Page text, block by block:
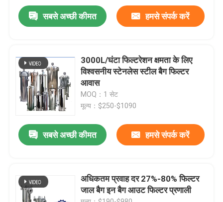
हमारे बारे में
गुणवत्ता नियंत्रण
संपर्क करें
एक उद्धरण का अनुरोध करें
औद्योगिक हेपा फ़िल्टर
सबसे अच्छी कीमत हमसे संपर्क करें
3000L/घंटा फिल्टरेशन क्षमता के लिए
विश्वसनीय स्टेनलेस स्टील बैग फिल्टर
आवास
MOQ：1 सेट
मूल्य：$250-$1090
सबसे अच्छी कीमत हमसे संपर्क करें
अधिकतम प्रवाह दर 27%-80% फिल्टर
जाल बैग इन बैग आउट फिल्टर प्रणाली